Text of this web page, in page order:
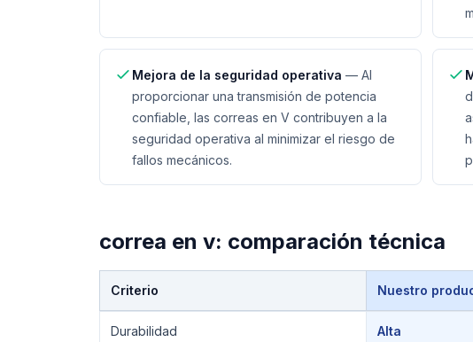
Mejora de la seguridad operativa — Al
proporcionar una transmisión de potencia
confiable, las correas en V contribuyen a la
seguridad operativa al minimizar el riesgo de
fallos mecánicos.
correa en v: comparación técnica
Criterio Nuestro
Durabilidad Alta